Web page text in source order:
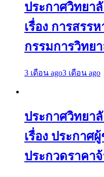
ประกาศวิทยา
เรื่อง การสรร
กรรมการวิทย
3 เดือน ago3 เดือน ago
ประกาศวิทยา
เรื่อง ประกาศ
ประกวดราคา